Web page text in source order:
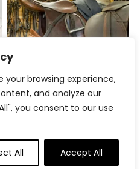
your browsing experience,
and analyze our
you consent to our use
All Accept All
Tack-Wartungstipps für
langlebige Ausrüstung